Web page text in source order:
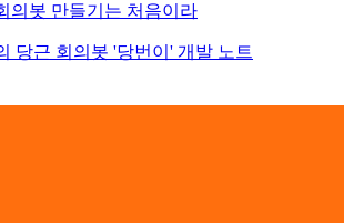
의봇 만들기는 처음이라
당근 회의봇 '당번이' 개발 노트